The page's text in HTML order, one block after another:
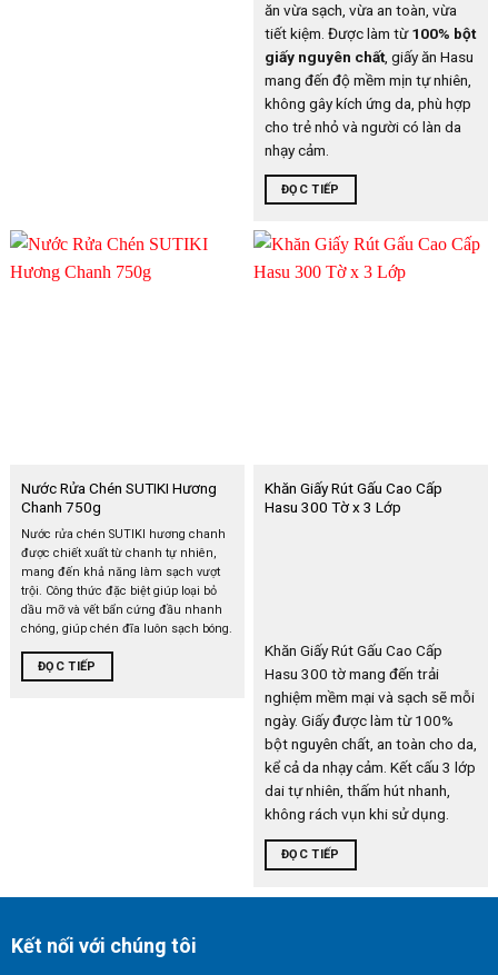
ăn vừa sạch, vừa an toàn, vừa
tiết kiệm. Được làm từ100% bột
giấy nguyên chất, giấy ăn Hasu
mang đến độ mềm mịn tự nhiên,
không gây kích ứng da, phù hợp
cho trẻ nhỏ và người có làn da
nhạy cảm.
ĐỌC TIẾP
Nước Rửa Chén SUTIKI Hương
Chanh 750g
Nước rửa chén SUTIKI hương chanh
được chiết xuất từ chanh tự nhiên,
mang đến khả năng làm sạch vượt
trội. Công thức đặc biệt giúp loại bỏ
dầu mỡ và vết bẩn cứng đầu nhanh
chóng, giúp chén đĩa luôn sạch bóng.
ĐỌC TIẾP
Khăn Giấy Rút Gấu Cao Cấp
Hasu 300 Tờ x 3 Lớp
Khăn Giấy Rút Gấu Cao Cấp
Hasu 300 tờ mang đến trải
nghiệm mềm mại và sạch sẽ mỗi
ngày. Giấy được làm từ 100%
bột nguyên chất, an toàn cho da,
kể cả da nhạy cảm. Kết cấu 3 lớp
dai tự nhiên, thấm hút nhanh,
không rách vụn khi sử dụng.
ĐỌC TIẾP
Kết nối với chúng tôi